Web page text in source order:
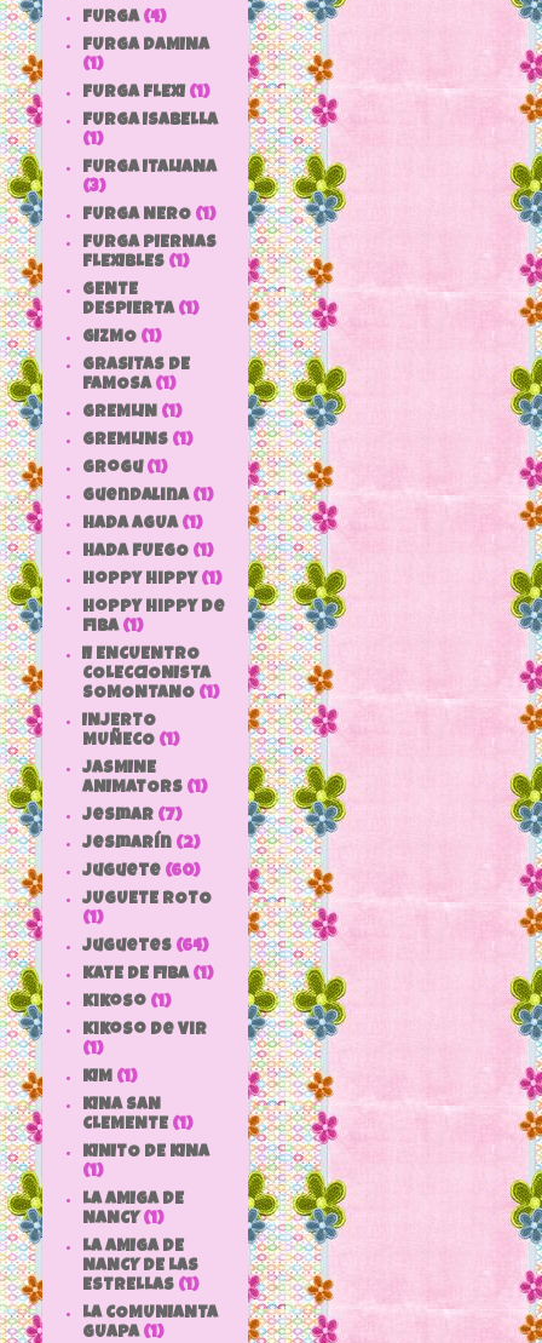
FURGA (4)
FURGA DAMINA
(1)
FURGA FLEXI (1)
FURGA ISABELLA
(1)
FURGA ITALIANA
(3)
FURGA NERO (1)
FURGA PIERNAS
FLEXIBLES (1)
GENTE
DESPIERTA (1)
GIZMO (1)
GRASITAS DE
FAMOSA (1)
GREMLIN (1)
GREMLINS (1)
grogu (1)
Guendalina (1)
HADA AGUA (1)
HADA FUEGO (1)
hoppy hippy (1)
hoppy hippy de
fiba (1)
II ENCUENTRO
COLECCIONISTA
SOMONTANO (1)
INJERTO
MUÑECO (1)
JASMINE
ANIMATORS (1)
jesmar (7)
jesmarín (2)
juguete (60)
JUGUETE ROTO
(1)
Juguetes (64)
KATE DE FIBA (1)
Kikoso (1)
Kikoso de Vir
(1)
KIM (1)
KINA SAN
CLEMENTE (1)
KINITO DE KINA
(1)
LA AMIGA DE
NANCY (1)
LA AMIGA DE
NANCY DE LAS
ESTRELLAS (1)
LA COMUNIANTA
GUAPA (1)